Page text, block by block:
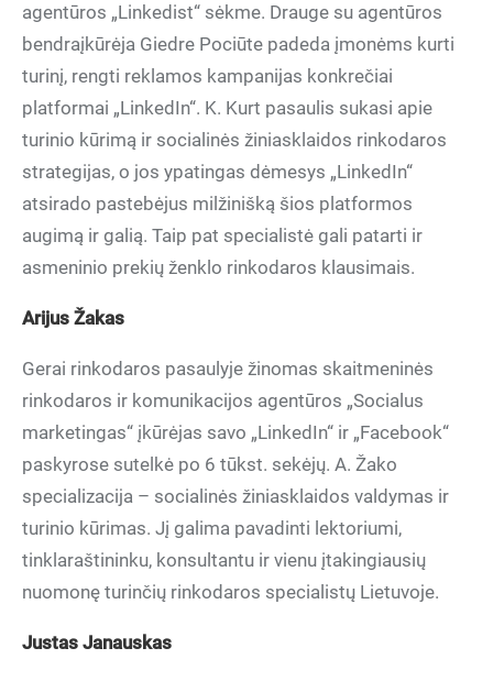
agentūros „Linkedist“ sėkme. Drauge su agentūros
bendraįkūrėja Giedre Pociūte padeda įmonėms kurti
turinį, rengti reklamos kampanijas konkrečiai
platformai „LinkedIn“. K. Kurt pasaulis sukasi apie
turinio kūrimą ir socialinės žiniasklaidos rinkodaros
strategijas, o jos ypatingas dėmesys „LinkedIn“
atsirado pastebėjus milžinišką šios platformos
augimą ir galią. Taip pat specialistė gali patarti ir
asmeninio prekių ženklo rinkodaros klausimais.
Arijus Žakas
Gerai rinkodaros pasaulyje žinomas skaitmeninės
rinkodaros ir komunikacijos agentūros „Socialus
marketingas“ įkūrėjas savo „LinkedIn“ ir „Facebook“
paskyrose sutelkė po 6 tūkst. sekėjų. A. Žako
specializacija – socialinės žiniasklaidos valdymas ir
turinio kūrimas. Jį galima pavadinti lektoriumi,
tinklaraštininku, konsultantu ir vienu įtakingiausių
nuomonę turinčių rinkodaros specialistų Lietuvoje.
Justas Janauskas